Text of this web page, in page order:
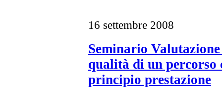
16 settembre 2008
Seminario
qualità di un
principio prestazione